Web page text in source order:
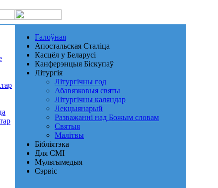
Галоўная
Апостальская Сталіца
Касцёл у Беларусі
Канферэнцыя Біскупаў
Літургія
Літургічны год
Абавязковыя святы
Літургічны каляндар
Лекцыянарый
Разважанні над Божым словам
Святыя
Малітвы
Бібліятэка
Для СМІ
Мультымедыя
Сэрвіс